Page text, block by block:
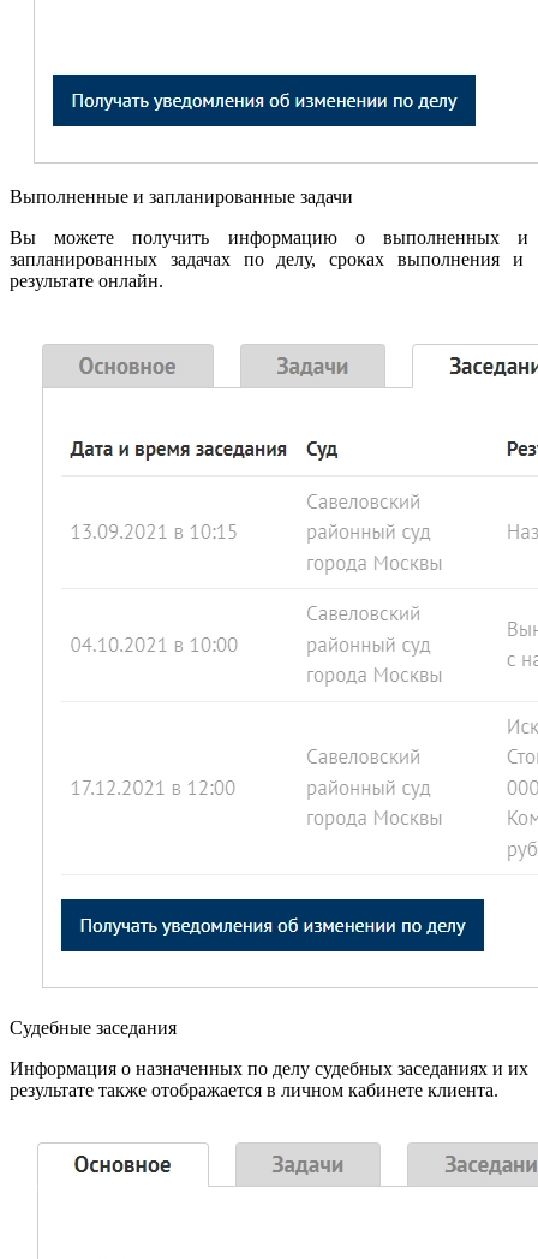
Выполненные и запланированные задачи
Вы можете получить информацию о выполненных и
запланированных задачах по делу, сроках выполнения и
результате онлайн.
Судебные заседания
Информация о назначенных по делу судебных заседаниях и их
результате также отображается в личном кабинете клиента.